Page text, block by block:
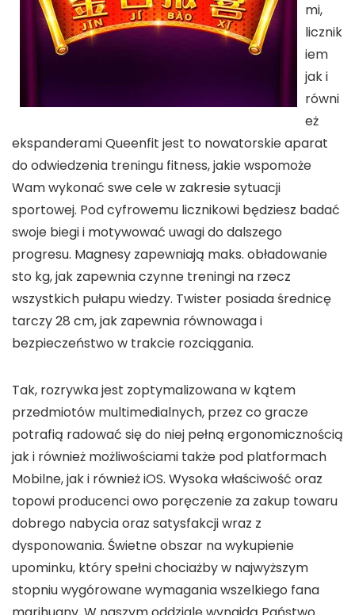
mi,
licznik
iem
jak i
równi
eż
ekspanderami Queenfit jest to nowatorskie aparat
do odwiedzenia treningu fitness, jakie wspomoże
Wam wykonać swe cele w zakresie sytuacji
sportowej. Pod cyfrowemu licznikowi będziesz badać
swoje biegi i motywować uwagi do dalszego
progresu. Magnesy zapewniają maks. obładowanie
sto kg, jak zapewnia czynne treningi na rzecz
wszystkich pułapu wiedzy. Twister posiada średnicę
tarczy 28 cm, jak zapewnia równowaga i
bezpieczeństwo w trakcie rozciągania.
Tak, rozrywka jest zoptymalizowana w kątem
przedmiotów multimedialnych, przez co gracze
potrafią radować się do niej pełną ergonomicznością
jak i również możliwościami także pod platformach
Mobilne, jak i również iOS. Wysoka właściwość oraz
topowi producenci owo poręczenie za zakup towaru
dobrego nabycia oraz satysfakcji wraz z
dysponowania. Świetne obszar na wykupienie
upominku, który spełni chociażby w najwyższym
stopniu wygórowane wymagania wszelkiego fana